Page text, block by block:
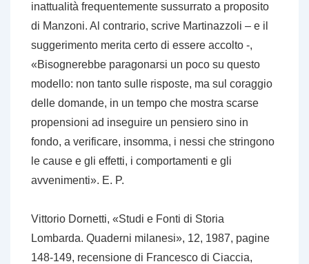
inattualità frequentemente sussurrato a proposito
di Manzoni. Al contrario, scrive Martinazzoli – e il
suggerimento merita certo di essere accolto -,
«Bisognerebbe paragonarsi un poco su questo
modello: non tanto sulle risposte, ma sul coraggio
delle domande, in un tempo che mostra scarse
propensioni ad inseguire un pensiero sino in
fondo, a verificare, insomma, i nessi che stringono
le cause e gli effetti, i comportamenti e gli
avvenimenti». E. P.
Vittorio Dornetti, «Studi e Fonti di Storia
Lombarda. Quaderni milanesi», 12, 1987, pagine
148-149, recensione di Francesco di Ciaccia,